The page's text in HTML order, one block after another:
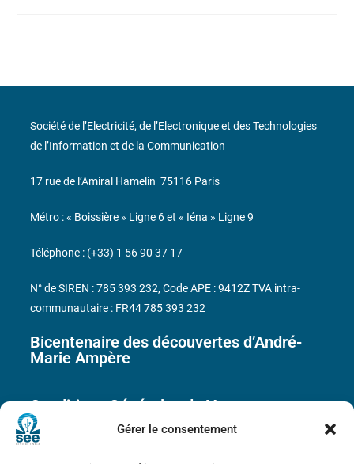
Gérer le consentement
Bicentenaire des découvertes d’André-
Marie Ampère
Conditions Générales de Vente
Société de l’Electricité, de l’Electronique et des Technologies
de l’Information et de la Communication
17 rue de l’Amiral Hamelin 75116 Paris
Métro : « Boissière » Ligne 6 et « Iéna » Ligne 9
Téléphone : (+33) 1 56 90 37 17
N° de SIREN : 785 393 232, Code APE : 9412Z TVA intra-
communautaire : FR44 785 393 232